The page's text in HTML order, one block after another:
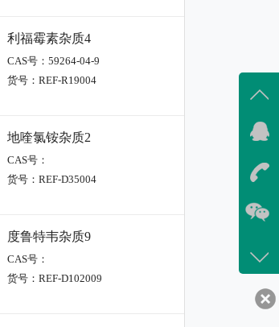
利福霉素杂质4
CAS号：59264-04-9
货号：REF-R19004
地喹氯铵杂质2
CAS号：
货号：REF-D35004
度鲁特韦杂质9
CAS号：
货号：REF-D102009